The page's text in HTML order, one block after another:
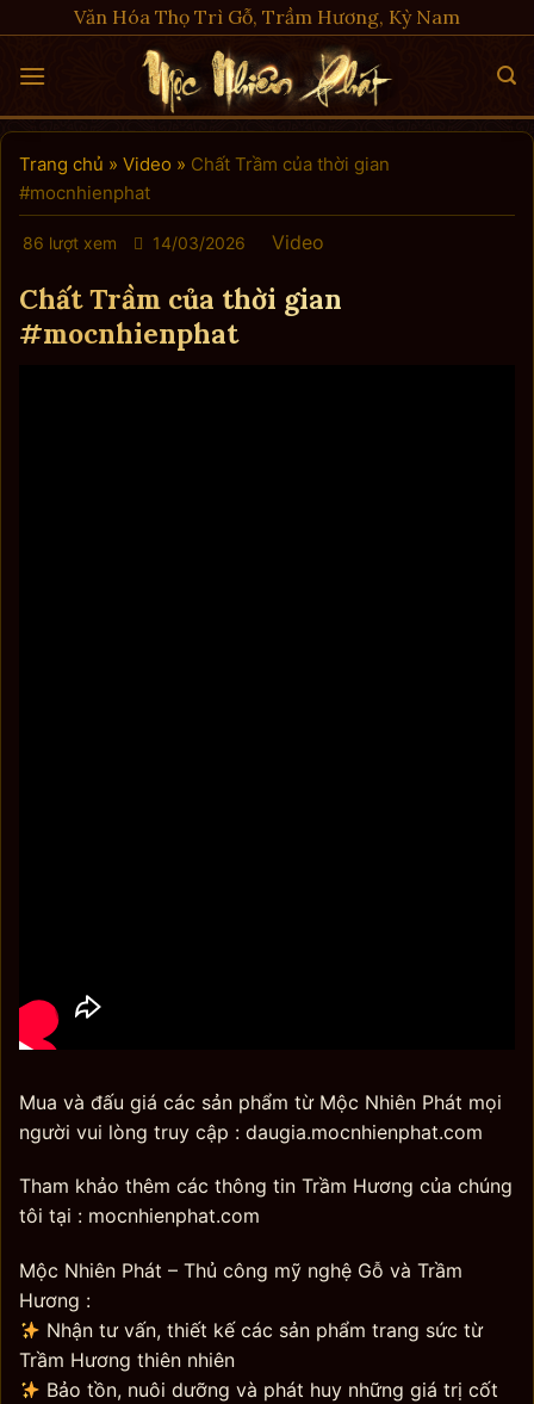
to
content
Văn Hóa Thọ Trì Gỗ, Trầm Hương, Kỳ Nam
Trang chủ » Video » Chất Trầm của thời gian
#mocnhienphat
86 lượt xem 14/03/2026 Video
Chất Trầm của thời gian
#mocnhienphat
Mua và đấu giá các sản phẩm từ Mộc Nhiên Phát mọi
người vui lòng truy cập : daugia.mocnhienphat.com
Tham khảo thêm các thông tin Trầm Hương của chúng
tôi tại : mocnhienphat.com
Mộc Nhiên Phát – Thủ công mỹ nghệ Gỗ và Trầm
Hương :
Nhận tư vấn, thiết kế các sản phẩm trang sức từ
Trầm Hương thiên nhiên
Bảo tồn, nuôi dưỡng và phát huy những giá trị cốt